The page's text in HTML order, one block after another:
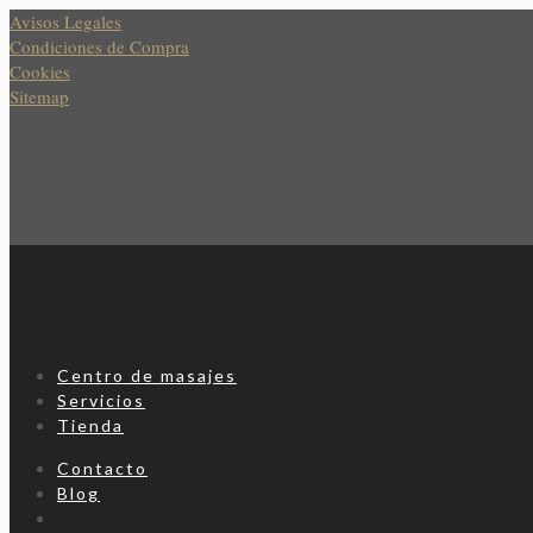
Avisos Legales
Condiciones de Compra
Cookies
Sitemap
Centro de masajes
Servicios
Tienda
Contacto
Blog